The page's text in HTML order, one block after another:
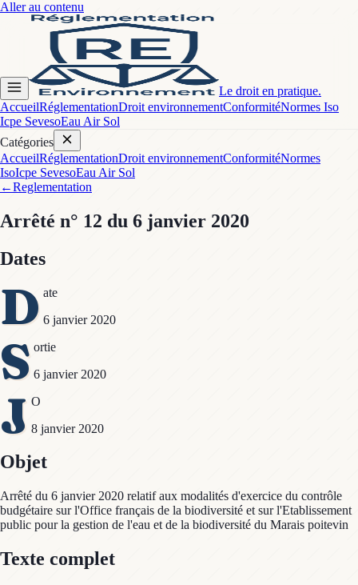
Aller au contenu
Le droit en pratique.
AccueilRéglementationDroit environnementConformitéNormes Iso
Icpe SevesoEau Air Sol
Catégories
AccueilRéglementationDroit environnementConformitéNormes
IsoIcpe SevesoEau Air Sol
←Reglementation
Arrêté n° 12 du 6 janvier 2020
Dates
D ate
6 janvier 2020
S ortie
6 janvier 2020
J O
8 janvier 2020
Objet
Arrêté du 6 janvier 2020 relatif aux modalités d'exercice du contrôle
budgétaire sur l'Office français de la biodiversité et sur l'Etablissement
public pour la gestion de l'eau et de la biodiversité du Marais poitevin
Texte complet